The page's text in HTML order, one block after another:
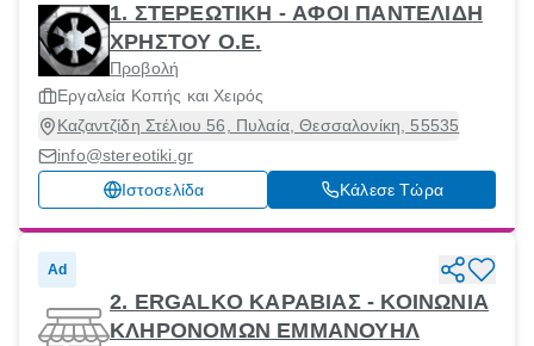
1. ΣΤΕΡΕΩΤΙΚΗ - ΑΦΟΙ ΠΑΝΤΕΛΙΔΗ
ΧΡΗΣΤΟΥ Ο.Ε.
Προβολή
Εργαλεία Κοπής και Χειρός
Καζαντζίδη Στέλιου 56, Πυλαία, Θεσσαλονίκη, 55535
info@stereotiki.gr
Ιστοσελίδα
Κάλεσε Τώρα
Ad
2. ERGALKO ΚΑΡΑΒΙΑΣ - ΚΟΙΝΩΝΙΑ
ΚΛΗΡΟΝΟΜΩΝ ΕΜΜΑΝΟΥΗΛ